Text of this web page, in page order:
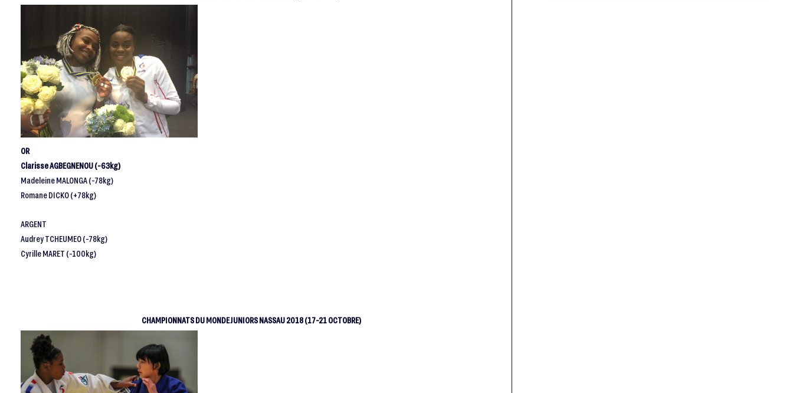
OR
Clarisse AGBEGNENOU (-63kg)
Madeleine MALONGA (-78kg)
Romane DICKO (+78kg)
ARGENT
Audrey TCHEUMEO (-78kg)
Cyrille MARET (-100kg)
CHAMPIONNATS DU MONDE JUNIORS NASSAU 2018 (17-21 OCTOBRE)